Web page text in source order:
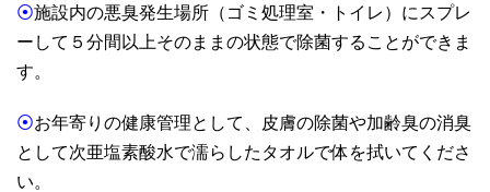
⦿施設内の悪臭発生場所（ゴミ処理室・トイレ）にスプレ
ーして５分間以上そのままの状態で除菌することができま
す。
⦿お年寄りの健康管理として、皮膚の除菌や加齢臭の消臭
として次亜塩素酸水で濡らしたタオルで体を拭いてくださ
い。